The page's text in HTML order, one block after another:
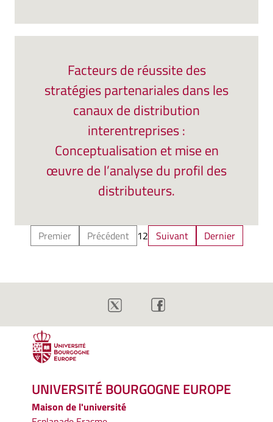
Facteurs de réussite des
stratégies partenariales dans les
canaux de distribution
interentreprises :
Conceptualisation et mise en
œuvre de l’analyse du profil des
distributeurs.
Premier Précédent 12 Suivant Dernier
UNIVERSITÉ BOURGOGNE EUROPE
Maison de l'université